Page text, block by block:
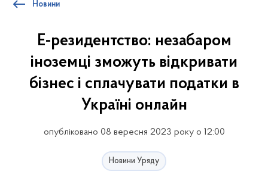
Новини
Е-резидентство: незабаром
іноземці зможуть відкривати
бізнес і сплачувати податки в
Україні онлайн
опубліковано 08 вересня 2023 року о 12:00
Новини Уряду